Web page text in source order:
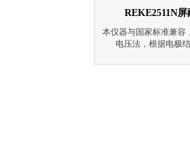
REKE2511N
本仪器与国家标准兼容
电压法，根据电极